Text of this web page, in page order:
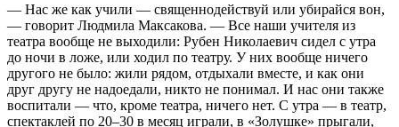
— Нас же как учили — священнодействуй или убирайся вон,
— говорит Людмила Максакова. — Все наши учителя из
театра вообще не выходили: Рубен Николаевич сидел с утра
до ночи в ложе, или ходил по театру. У них вообще ничего
другого не было: жили рядом, отдыхали вместе, и как они
друг другу не надоедали, никто не понимал. И нас они также
воспитали — что, кроме театра, ничего нет. С утра — в театр,
спектаклей по 20–30 в месяц играли, в «Золушке» прыгали,